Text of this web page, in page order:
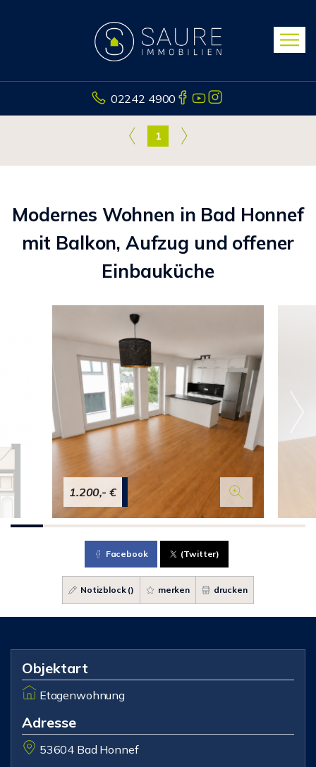
02242 4900
1
Modernes Wohnen in Bad Honnef
mit Balkon, Aufzug und offener
Einbauküche
1.200,- €
Facebook (Twitter)
Notizblock () merken drucken
Objektart
Etagenwohnung
Adresse
53604 Bad Honnef